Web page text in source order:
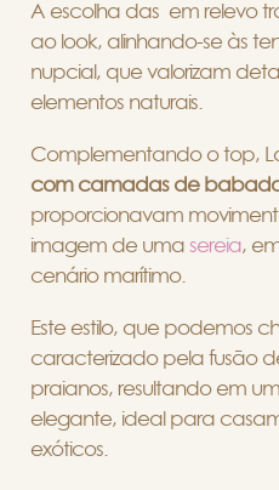
A escolha das em relevo
ao look, alinhando-se às
nupcial, que valorizam
elementos naturais.
Complementando o top,
com camadas de
proporcionavam
imagem de uma sereia,
cenário marítimo.
Este estilo, que podemos
caracterizado pela fusão
praianos, resultando em
elegante, ideal para
exóticos.